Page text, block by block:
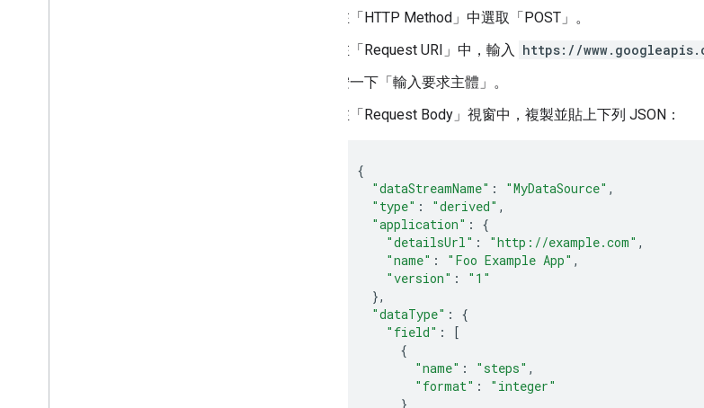
在「HTTP Method」 中選取「POST」 。
在「Request URI」 中，輸入 https://
按一下「輸入要求主體」 。
在「Request Body」 視窗中，複製並貼上下列 JSON：
{
"dataStreamName" : "MyDataSource" ,
"type" : "derived" ,
"application" :
{
"detailsUrl" : "http://example.com" ,
"name" : "Foo Example App" ,
"version" :
"1"
},
"dataType" :
{
"field" :
[
{
"name" : "steps" ,
"format" :
"integer"
}